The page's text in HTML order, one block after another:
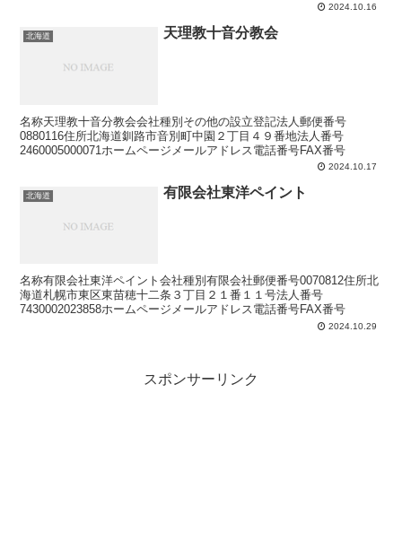
2024.10.16
北海道 天理教十音分教会
名称天理教十音分教会会社種別その他の設立登記法人郵便番号
0880116住所北海道釧路市音別町中園２丁目４９番地法人番号
2460005000071ホームページメールアドレス電話番号FAX番号
2024.10.17
北海道 有限会社東洋ペイント
名称有限会社東洋ペイント会社種別有限会社郵便番号0070812住所北
海道札幌市東区東苗穂十二条３丁目２１番１１号法人番号
7430002023858ホームページメールアドレス電話番号FAX番号
2024.10.29
スポンサーリンク